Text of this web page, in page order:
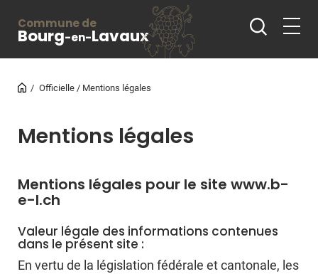
Commune de
Bourg-en-Lavaux
Officielle Mentions légales
Mentions légales
Mentions légales pour le sitewww.b-
e-l.ch
Valeur légale des informations contenues
dans le présent site :
En vertu de la législation fédérale et cantonale, les